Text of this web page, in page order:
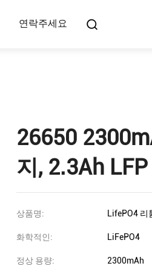
연락주세요
26650
지, 2.3Ah
상품명: LifePO4 리
화학적인: LiFePO4
정상 용량: 2300mAh